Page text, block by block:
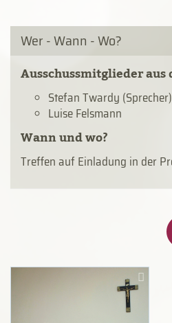
Wer - Wann - Wo?
Ausschussmitglieder
Stefan Twardy (Sprecher)
Luise Felsmann
Wann und wo?
Treffen auf Einladung in der